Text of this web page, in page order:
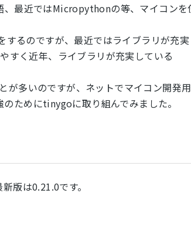
、最近ではMicropythonの等、マイコンを
るのですが、最近ではライブラリが充
すく近年、ライブラリが充実している
多いのですが、ネットでマイコン開発用
ためにtinygoに取り組んでみました。
版は0.21.0です。